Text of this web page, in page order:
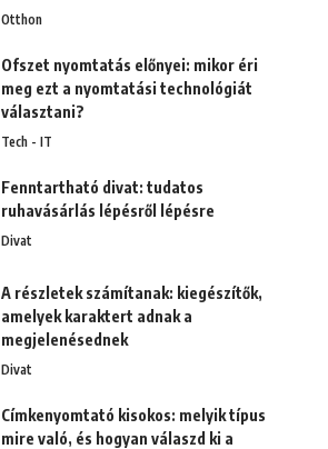
Otthon
Ofszet nyomtatás előnyei: mikor éri
meg ezt a nyomtatási technológiát
választani?
Tech - IT
Fenntartható divat: tudatos
ruhavásárlás lépésről lépésre
Divat
A részletek számítanak: kiegészítők,
amelyek karaktert adnak a
megjelenésednek
Divat
Címkenyomtató kisokos: melyik típus
mire való, és hogyan válaszd ki a